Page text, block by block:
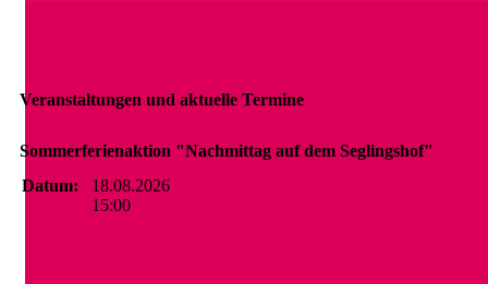
Veranstaltungen und aktuelle Termine
Sommerferienaktion "Nachmittag auf dem Seglingshof"
Datum:
18.08.2026
15:00